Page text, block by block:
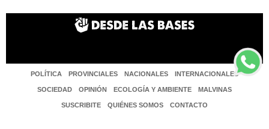
POLÍTICA PROVINCIALES NACIONALES INTERNACIONALES
SOCIEDAD OPINIÓN ECOLOGÍA Y AMBIENTE MALVINAS
SUSCRIBITE QUIÉNES SOMOS CONTACTO